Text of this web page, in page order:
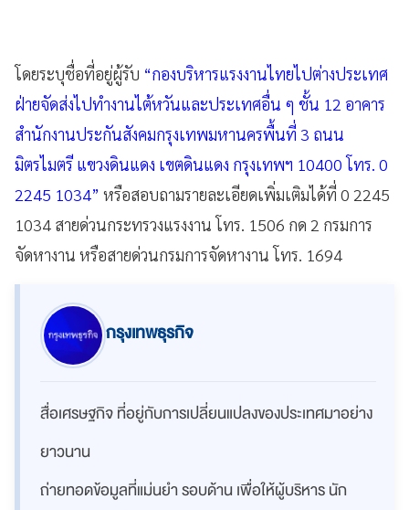
โดยระบุชื่อที่อยู่ผู้รับ “กองบริหารแรงงานไทยไปต่างประเทศ
ฝ่ายจัดส่งไปทำงานไต้หวันและประเทศอื่น ๆ ชั้น 12 อาคาร
สำนักงานประกันสังคมกรุงเทพมหานครพื้นที่ 3 ถนน
มิตรไมตรี แขวงดินแดง เขตดินแดง กรุงเทพฯ 10400 โทร. 0
2245 1034” หรือสอบถามรายละเอียดเพิ่มเติมได้ที่ 0 2245
1034 สายด่วนกระทรวงแรงงาน โทร. 1506 กด 2 กรมการ
จัดหางาน หรือสายด่วนกรมการจัดหางาน โทร. 1694
กรุงเทพธุรกิจ
สื่อเศรษฐกิจ ที่อยู่กับการเปลี่ยนแปลงของประเทศมาอย่าง
ยาวนาน
ถ่ายทอดข้อมูลที่แม่นยำ รอบด้าน เพื่อให้ผู้บริหาร นัก